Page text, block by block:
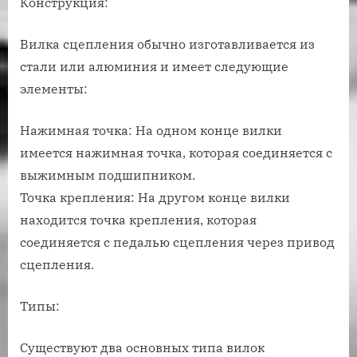
Вилка сцепления обычно изготавливается из
стали или алюминия и имеет следующие
элементы:
Нажимная точка: На одном конце вилки
имеется нажимная точка, которая соединяется с
выжимным подшипником.
Точка крепления: На другом конце вилки
находится точка крепления, которая
соединяется с педалью сцепления через привод
сцепления.
Типы:
Существуют два основных типа вилок